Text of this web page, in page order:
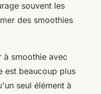
souvent les
des smoothies
à smoothie avec
est beaucoup plus
seul élément à